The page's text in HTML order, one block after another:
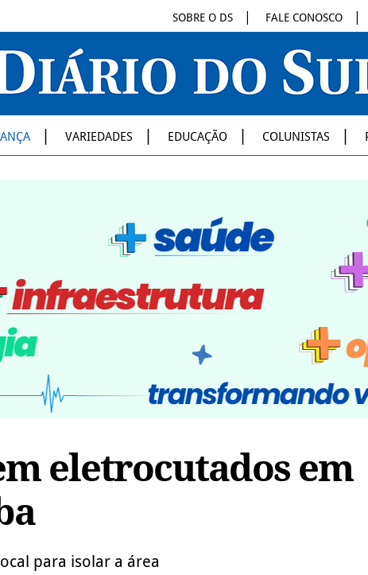
SOBRE O DS FALE CONOSCO
VARIEDADES EDUCAÇÃO COLUNISTAS
eletrocutados em
para isolar a área